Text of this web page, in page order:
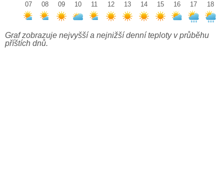
07
08
09
10
11
12
13
14
15
16
17
18
Graf zobrazuje nejvyšší a nejnižší denní teploty v průběhu
příštích dnů.